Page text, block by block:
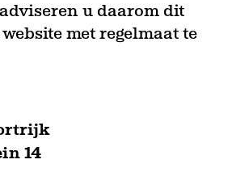
u daarom dit
met regelmaat te
14